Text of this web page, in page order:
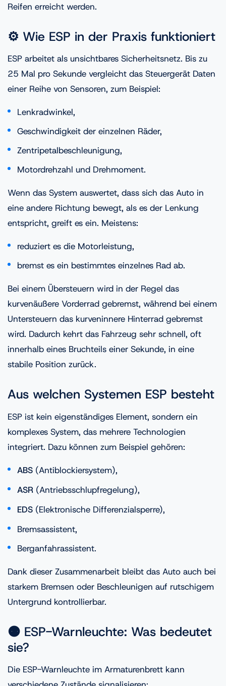
Reifen erreicht werden.
⚙️ Wie ESP in der Praxis funktioniert
ESP arbeitet als unsichtbares Sicherheitsnetz. Bis zu
25 Mal pro Sekunde vergleicht das Steuergerät Daten
einer Reihe von Sensoren, zum Beispiel:
Lenkradwinkel,
Geschwindigkeit der einzelnen Räder,
Zentripetalbeschleunigung,
Motordrehzahl und Drehmoment.
Wenn das System auswertet, dass sich das Auto in
eine andere Richtung bewegt, als es der Lenkung
entspricht, greift es ein. Meistens:
reduziert es die Motorleistung,
bremst es ein bestimmtes einzelnes Rad ab.
Bei einem Übersteuern wird in der Regel das
kurvenäußere Vorderrad gebremst, während bei einem
Untersteuern das kurveninnere Hinterrad gebremst
wird. Dadurch kehrt das Fahrzeug sehr schnell, oft
innerhalb eines Bruchteils einer Sekunde, in eine
stabile Position zurück.
Aus welchen Systemen ESP besteht
ESP ist kein eigenständiges Element, sondern ein
komplexes System, das mehrere Technologien
integriert. Dazu können zum Beispiel gehören:
ABS (Antiblockiersystem),
ASR (Antriebsschlupfregelung),
EDS (Elektronische Differenzialsperre),
Bremsassistent,
Berganfahrassistent.
Dank dieser Zusammenarbeit bleibt das Auto auch bei
starkem Bremsen oder Beschleunigen auf rutschigem
Untergrund kontrollierbar.
🟠 ESP-Warnleuchte: Was bedeutet
sie?
Die ESP-Warnleuchte im Armaturenbrett kann